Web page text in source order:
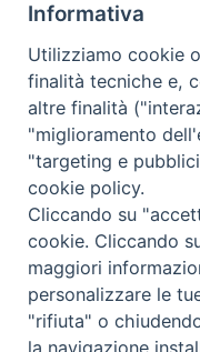
DIOCESI
Contatti:Tel.:
E-mail:
Orari: dal
Lunedì,
Diocesi
Informativa
Utilizziamo cookie
finalità tecniche e,
altre finalità
"miglioramento
"targeting e
cookie policy.
Cliccando su
cookie. Cliccando
maggiori
personalizzare le
"rifiuta" o